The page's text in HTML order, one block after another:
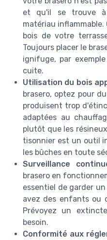
et qu'il se trouve
matériau
bois de votre
Toujours placer le
ignifuge, par
cuite.
Utilisation du bois
brasero, optez pour
produisent trop
adaptées au
plutôt que les
tisonnier est un outil
les bûches en toute
Surveillance
brasero en
essentiel de garder
avez des enfants ou
Prévoyez un
besoin.
Conformité aux